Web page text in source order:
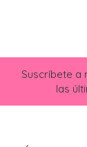
Suscríbete a
las